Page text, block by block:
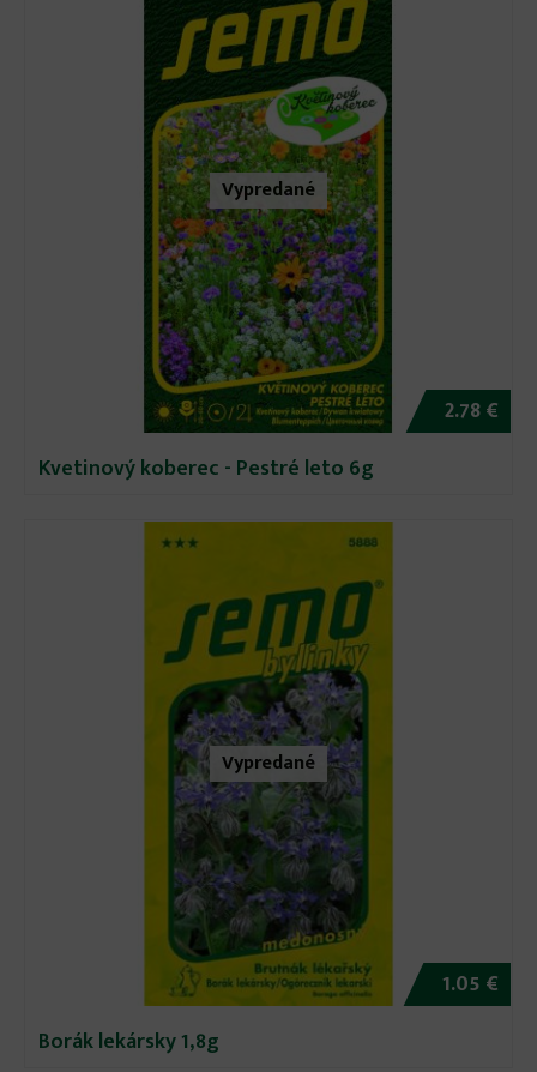
2.78 €
Vypredané
Kvetinový koberec - Pestré leto 6g
1.05 €
Vypredané
Borák lekársky 1,8g